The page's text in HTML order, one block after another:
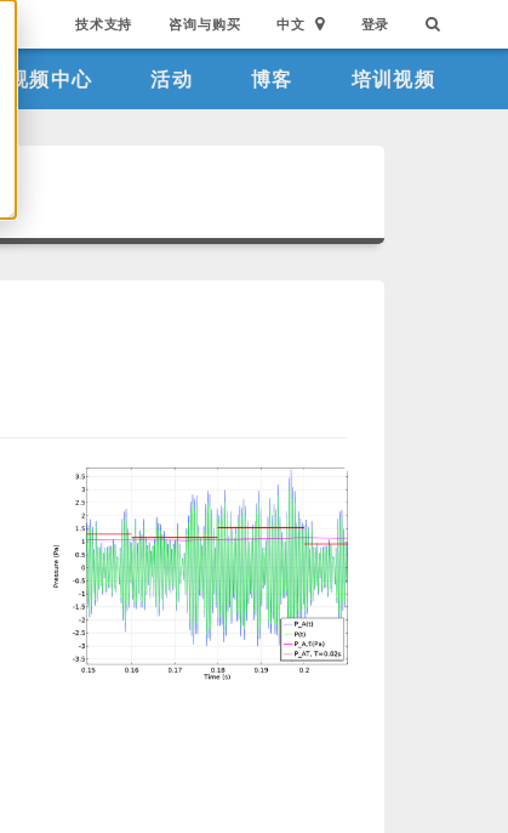
技术支持 咨询与购买 中文 登录
视频中心 活动 博客 培训视频